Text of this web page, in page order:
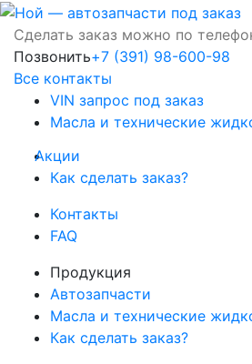
Сделать заказ можно по
Позвонить+7 (391) 98-600-98
Все контакты
VIN запрос под заказ
Масла и технические
Акции
Как сделать заказ?
Контакты
FAQ
Продукция
Автозапчасти
Масла и технические
Как сделать заказ?